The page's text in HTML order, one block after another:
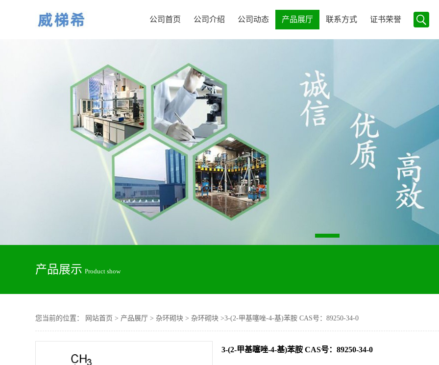
公司首页 公司介绍 公司动态 产品展厅 联系方式 证书荣誉
产品展示 Product show
您当前的位置： 网站首页 > 产品展厅 > 杂环砌块 > 杂环砌块 >3-(2-甲基噻唑-4-基)苯胺 CAS号：89250-34-0
3-(2-甲基噻唑-4-基)苯胺 CAS号：89250-34-0